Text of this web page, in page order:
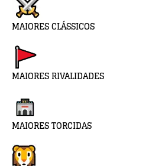
MAIORES CLÁSSICOS
MAIORES RIVALIDADES
MAIORES TORCIDAS